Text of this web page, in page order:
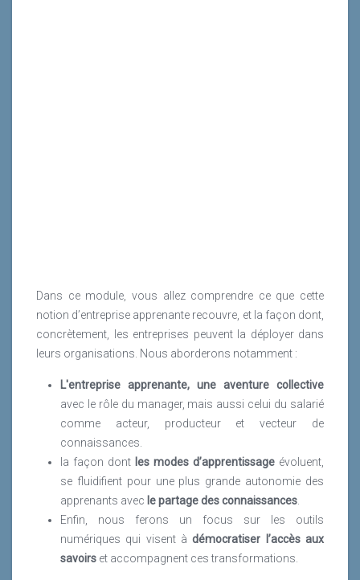
Dans ce module, vous allez comprendre ce que cette
notion d’entreprise apprenante recouvre, et la façon dont,
concrètement, les entreprises peuvent la déployer dans
leurs organisations. Nous aborderons notamment :
L'entreprise apprenante, une aventure collective
avec le rôle du manager, mais aussi celui du salarié
comme acteur, producteur et vecteur de
connaissances.
la façon dont les modes d’apprentissage évoluent,
se fluidifient pour une plus grande autonomie des
apprenants avec le partage des connaissances
Enfin, nous ferons un focus sur les outils
numériques qui visent àdémocratiser l’accès aux
savoirs et accompagnent ces transformations.